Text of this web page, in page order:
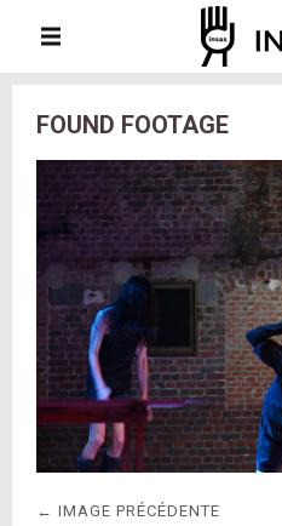
FOUND FOOTAGE
← IMAGE PRÉCÉDENTE